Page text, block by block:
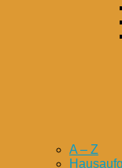
A – Z